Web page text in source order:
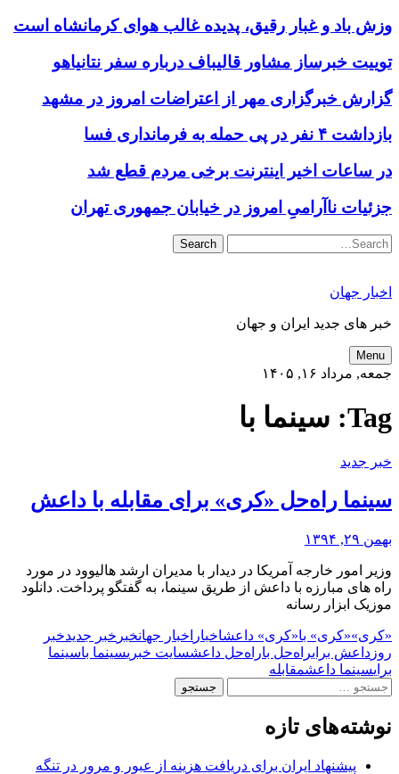
وزش باد و غبار رقیق، پدیده غالب هوای کرمانشاه است
توییت خبرساز مشاور قالیباف درباره سفر نتانیاهو
گزارش خبرگزاری مهر از اعتراضات امروز در مشهد
بازداشت ۴ نفر در پی حمله به فرمانداری فسا
در ساعات اخیر اینترنت برخی مردم قطع شد
جزئیات ناآرامیِ امروز در خیابان جمهوری تهران
Search
اخبار جهان
خبر های جدید ایران و جهان
Menu
جمعه, مرداد ۱۶, ۱۴۰۵
Tag: سینما با
خبر جدید
سینما راه‌حل «کری» برای مقابله با داعش
بهمن ۲۹, ۱۳۹۴
وزیر امور خارجه آمریکا در دیدار با مدیران ارشد هالیوود در مورد
راه های مبارزه با داعش از طریق سینما، به گفتگو پرداخت. دانلود
موزیک ابزار رسانه
«کری»«کری» با«کری» داعشاخبار اخبار جهانخبر خبر جدیدخبر
روز داعش برایراه‌حل باراه‌حل داعشسایت خبریسینما باسینما
برایسینما داعشمقابله
جستجو
نوشته‌های تازه
پیشنهاد ایران برای دریافت هزینه از عبور و مرور در تنگه